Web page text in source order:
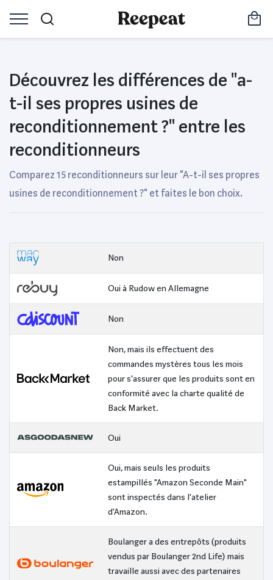
Découvrez les différences de "a-
t-il ses propres usines de
reconditionnement ?" entre les
reconditionneurs
Comparez 15 reconditionneurs sur leur "A-t-il ses propres
usines de reconditionnement ?" et faites le bon choix.
Non
Oui à Rudow en Allemagne
Non
Non, mais ils effectuent des
commandes mystères tous les mois
pour s'assurer que les produits sont en
conformité avec la charte qualité de
Back Market.
Oui
Oui, mais seuls les produits
estampillés "Amazon Seconde Main"
sont inspectés dans l'atelier
d'Amazon.
Boulanger a des entrepôts (produits
vendus par Boulanger 2nd Life) mais
travaille aussi avec des partenaires